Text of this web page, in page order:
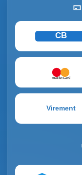
CB
mastercard
Virement